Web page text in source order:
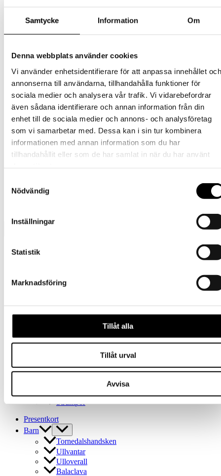
Samtycke Information Om
Denna webbplats använder cookies
Vi använder enhetsidentifierare för att anpassa innehållet och
annonserna till användarna, tillhandahålla funktioner för
sociala medier och analysera vår trafik. Vi vidarebefordrar
även sådana identifierare och annan information från din
enhet till de sociala medier och annons- och analysföretag
som vi samarbetar med. Dessa kan i sin tur kombinera
informationen med annan information som du har
tillhandahållit eller som de har samlat in när du har använt
Nödvändig
Inställningar
Statistik
Marknadsföring
Tillåt alla
Tillåt urval
Avvisa
Ullvante – Grön
här
har
varianter.
De
olika
alternativen
kan
väljas
på
produktsidan
Tornedalshandsken – Sand
389kr Välj alternativDen
här
produkten
flera
varianter.
De
olika
alternativen
kan
Barn
Tornedalshandsken – Marin
inkl. moms
Den
här
Barn
Tornedalshandsken – Himmelsblå
på
produktsidan
Presentkort
Ullvantar
Ullstrumpor
Handskar
Strumpor
Presentkort
Barn
Tornedalshandsken
Ullvantar
Ulloverall
Balaclava